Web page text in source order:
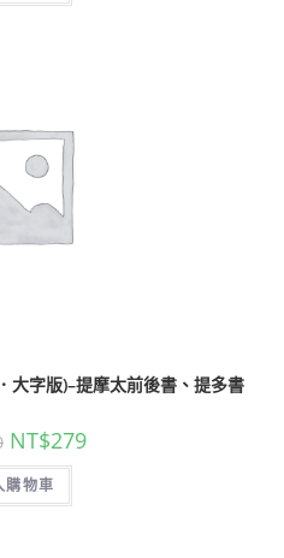
大字版)–提摩太前後書、提多書
NT$279
購物車